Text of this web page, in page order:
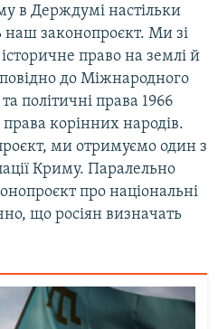
в Держдумі настільки
законопроєкт. Ми зі
право на землі й
до Міжнародного
політичні права 1966
права корінних народів.
ми отримуємо один з
Криму. Паралельно
про національні
що росіян визначать